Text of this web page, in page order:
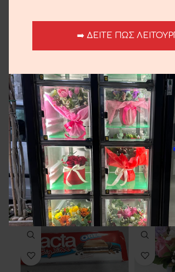
Περιγραφή
Γυαλιά με ορχιδέες , ζερμπερα και
Αποστολή και παράδοση
Σχετικά προϊόντα
➡️ ΔΕΙΤΕ ΠΩΣ